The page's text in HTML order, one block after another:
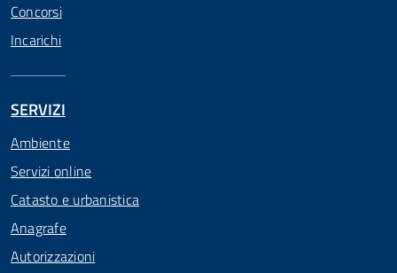
Concorsi
Incarichi
SERVIZI
Ambiente
Servizi online
Catasto e urbanistica
Anagrafe
Autorizzazioni